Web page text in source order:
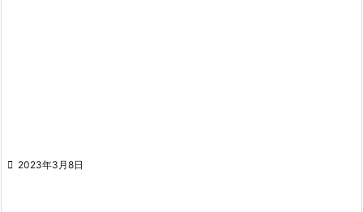
 2023年3月8日